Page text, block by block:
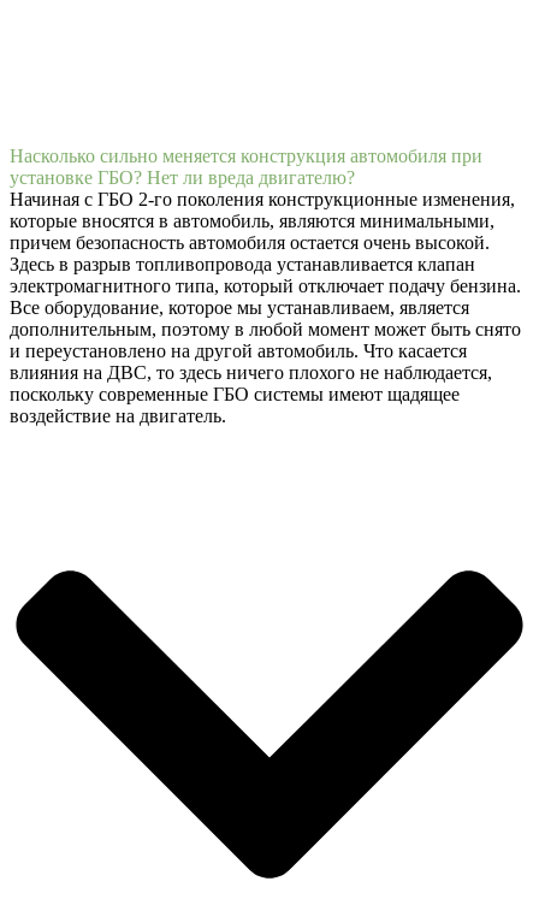
Насколько сильно меняется конструкция автомобиля при
установке ГБО? Нет ли вреда двигателю?
Начиная с ГБО 2-го поколения конструкционные изменения,
которые вносятся в автомобиль, являются минимальными,
причем безопасность автомобиля остается очень высокой.
Здесь в разрыв топливопровода устанавливается клапан
электромагнитного типа, который отключает подачу бензина.
Все оборудование, которое мы устанавливаем, является
дополнительным, поэтому в любой момент может быть снято
и переустановлено на другой автомобиль. Что касается
влияния на ДВС, то здесь ничего плохого не наблюдается,
поскольку современные ГБО системы имеют щадящее
воздействие на двигатель.